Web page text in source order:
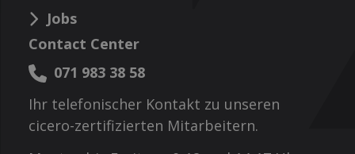
Jobs
Contact Center
071 983 38 58
Ihr telefonischer Kontakt zu unseren
cicero-zertifizierten Mitarbeitern.